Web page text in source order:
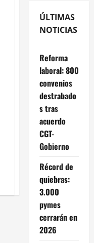
ÚLTIMAS
NOTICIAS
Reforma
laboral: 800
convenios
destrabado
s tras
acuerdo
CGT-
Gobierno
Récord de
quiebras:
3.000
pymes
cerrarán en
2026